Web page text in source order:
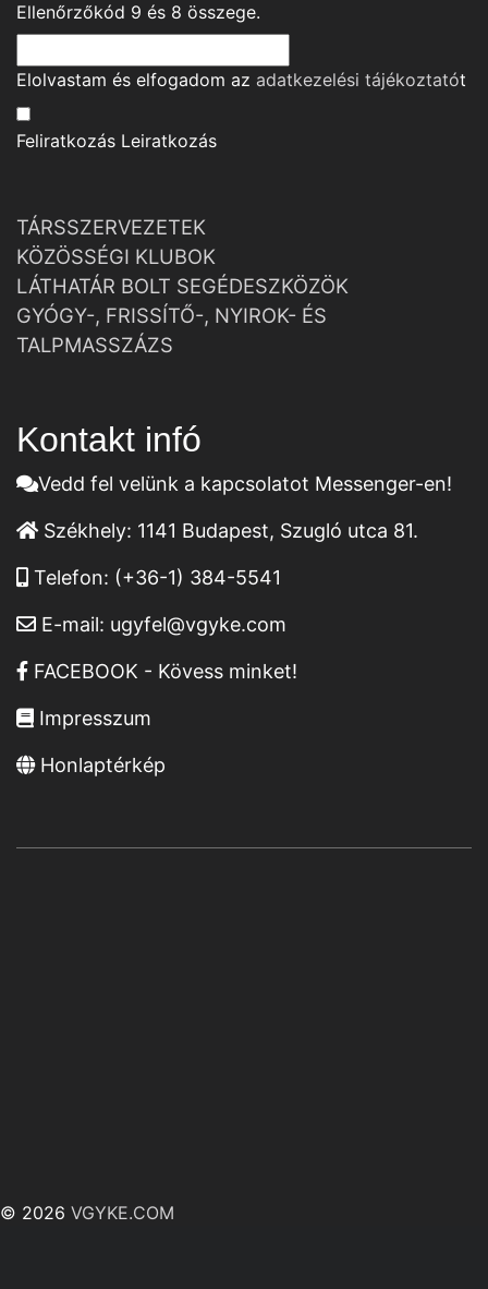
Ellenőrzőkód 9 és 8 összege.
Elolvastam és elfogadom az adatkezelési tájékoztatót
Feliratkozás Leiratkozás
TÁRSSZERVEZETEK
KÖZÖSSÉGI KLUBOK
LÁTHATÁR BOLT SEGÉDESZKÖZÖK
GYÓGY-, FRISSÍTŐ-, NYIROK- ÉS
TALPMASSZÁZS
Kontakt infó
Vedd fel velünk a kapcsolatot Messenger-en!
Székhely: 1141 Budapest, Szugló utca 81.
Telefon: (+36-1) 384-5541
E-mail: ugyfel@vgyke.com
FACEBOOK - Kövess minket!
Impresszum
Honlaptérkép
© 2026 VGYKE.COM